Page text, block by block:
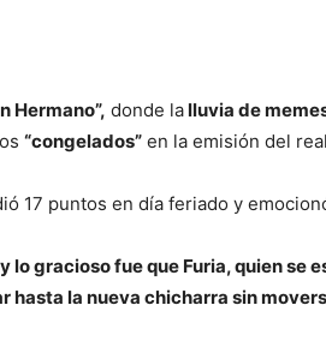
Hermano”, donde lalluvia de
“congelados” en la emisión del
17 puntos en día feriado y
gracioso fue que Furia, quien se
hasta la nueva chicharra sin